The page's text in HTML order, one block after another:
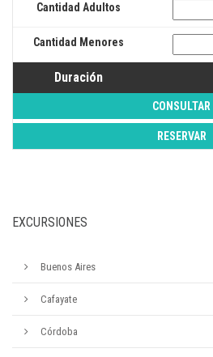
Cantidad Adultos
Cantidad Menores
Duración
CONSULTAR
EXCURSIONES
Buenos Aires
Cafayate
Córdoba